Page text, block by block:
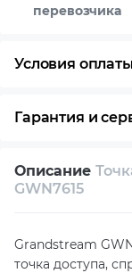
перевозчика
Условия оплаты
Гарантия и
Описание
GWN7615
Grandstream
точка доступа,